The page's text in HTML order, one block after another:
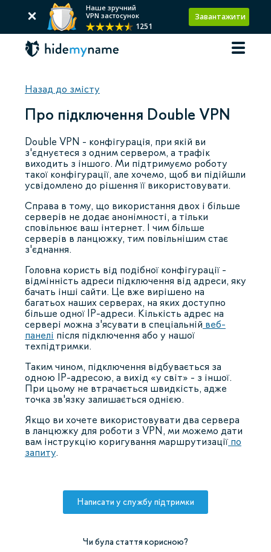
Наше зручний
VPN застосунок
1251
Завантажити
Назад до змісту
Про підключення Double VPN
Double VPN - конфігурація, при якій ви
з'єднуєтеся з одним сервером, а трафік
виходить з іншого. Ми підтримуємо роботу
такої конфігурації, але хочемо, щоб ви підійшли
усвідомлено до рішення її використовувати.
Справа в тому, що використання двох і більше
серверів не додає анонімності, а тільки
сповільнює ваш інтернет. І чим більше
серверів в ланцюжку, тим повільнішим стає
з'єднання.
Головна користь від подібної конфігурації -
відмінність адреси підключення від адреси, яку
бачать інші сайти. Це вже вирішено на
багатьох наших серверах, на яких доступно
більше одної IP-адреси. Кількість адрес на
сервері можна з'ясувати в спеціальній веб-
панелі після підключення або у нашої
техпідтримки.
Таким чином, підключення відбувається за
одною IP-адресою, а вихід «у світ» - з іншої.
При цьому не втрачається швидкість, адже
точка зв'язку залишається однією.
Якщо ви хочете використовувати два сервера
в ланцюжку для роботи з VPN, ми можемо дати
вам інструкцію коригування маршрутизації по
запиту.
Написати у службу підтримки
Чи була стаття корисною?